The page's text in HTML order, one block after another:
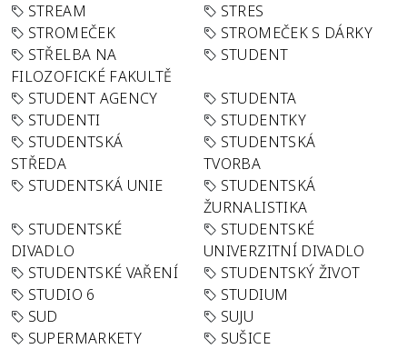
STREAM
STRES
STROMEČEK
STROMEČEK S DÁRKY
STŘELBA NA
FILOZOFICKÉ FAKULTĚ
STUDENT
STUDENT AGENCY
STUDENTA
STUDENTI
STUDENTKY
STUDENTSKÁ
STŘEDA
STUDENTSKÁ
TVORBA
STUDENTSKÁ UNIE
STUDENTSKÁ
ŽURNALISTIKA
STUDENTSKÉ
DIVADLO
STUDENTSKÉ
UNIVERZITNÍ DIVADLO
STUDENTSKÉ VAŘENÍ
STUDENTSKÝ ŽIVOT
STUDIO 6
STUDIUM
SUD
SUJU
SUPERMARKETY
SUŠICE